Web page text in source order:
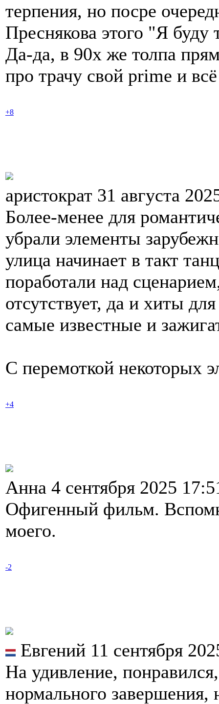
терпения, но посре
Преснякова этого "Я
Да-да, в 90х же толпа
про трачу свой prime и
+8
аристократ 31 августа
Более-менее для
убрали элементы
улица начинает в такт
поработали над
отсутствует, да и хиты
самые известные и
С перемоткой некоторых
+4
Анна 4 сентября 2025
Офигенный фильм.
моего.
-2
Евгений 11 сентября
На удивление,
нормального завершения,